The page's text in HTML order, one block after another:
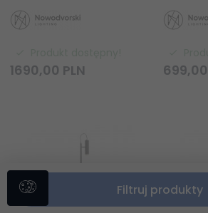
1690,00 PLN 699,00
Filtruj produkty